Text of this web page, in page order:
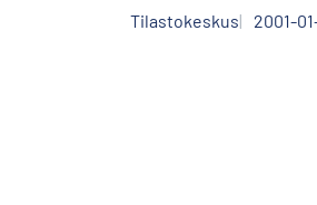
Tilastokeskus 2001-